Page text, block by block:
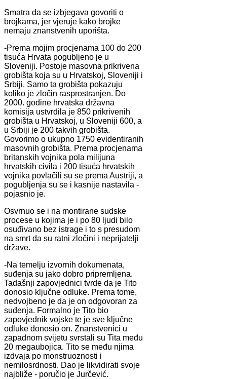
Smatra da se izbjegava govoriti o
brojkama, jer vjeruje kako brojke
nemaju znanstvenih uporišta.
-Prema mojim procjenama 100 do 200
tisuća Hrvata pogubljeno je u
Sloveniji. Postoje masovna prikrivena
grobišta koja su u Hrvatskoj, Sloveniji i
Srbiji. Samo ta grobišta pokazuju
koliko je zločin rasprostranjen. Do
2000. godine hrvatska državna
komisija ustvrdila je 850 prikrivenih
grobišta u Hrvatskoj, u Sloveniji 600, a
u Srbiji je 200 takvih grobišta.
Govorimo o ukupno 1750 evidentiranih
masovnih grobišta. Prema procjenama
britanskih vojnika pola milijuna
hrvatskih civila i 200 tisuća hrvatskih
vojnika povlačili su se prema Austriji, a
pogubljenja su se i kasnije nastavila -
pojasnio je.
Osvrnuo se i na montirane sudske
procese u kojima je i po 80 ljudi bilo
osuđivano bez istrage i to s presudom
na smrt da su ratni zločini i neprijatelji
države.
-Na temelju izvornih dokumenata,
suđenja su jako dobro pripremljena.
Tadašnji zapovjednici tvrde da je Tito
donosio ključne odluke. Prema tome,
nedvojbeno je da je on odgovoran za
suđenja. Formalno je Tito bio
zapovjednik vojske te je sve ključne
odluke donosio on. Znanstvenici u
zapadnom svijetu svrstali su Tita među
20 megaubojica. Tito se među njima
izdvaja po monstruoznosti i
nemilosrdnosti. Dao je likvidirati svoje
najbliže - poručio je Jurčević.